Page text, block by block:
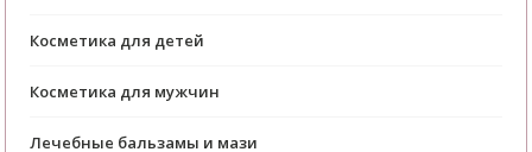
Косметика для детей
Косметика для мужчин
Лечебные бальзамы и мази